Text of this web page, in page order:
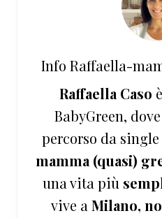
Info Raffaella-
Raffaella Caso
BabyGreen,
percorso da
mamma (quasi)
una vita più
vive a Milano,